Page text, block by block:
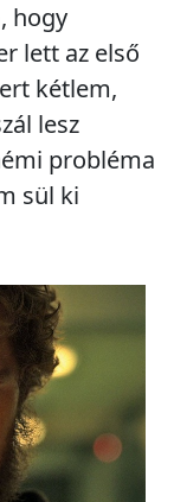
hogy
lett az első
kétlem,
lesz
probléma
sül ki